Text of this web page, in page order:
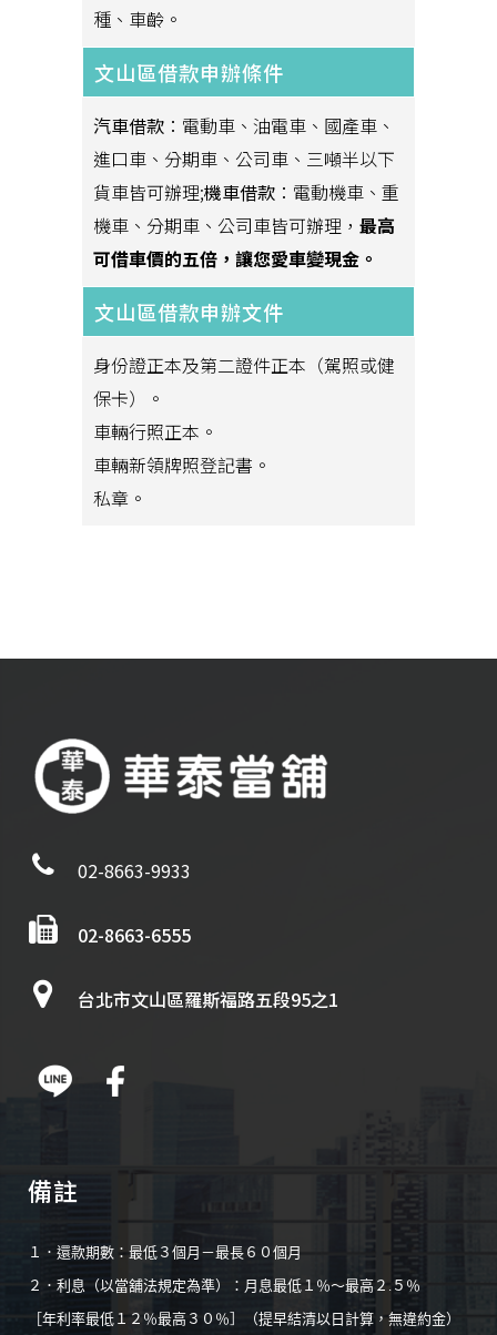
種、車齡。
文山區借款申辦條件
汽車借款 ：電動車、油電車、國產車、
進口車、分期車、公司車、三噸半以下
貨車皆可辦理;機車借款 ：電動機車、重
機車、分期車、公司車皆可辦理， 最高
可借車價的五倍，讓您愛車變現金。
文山區借款申辦文件
身份證正本及第二證件正本（駕照或健
保卡）。
車輛行照正本。
車輛新領牌照登記書。
私章。
02-8663-9933
02-8663-6555
台北市文山區羅斯福路五段95之1
備註
１．還款期數：最低３個月－最長６０個月
２．利息（以當舖法規定為準）：月息最低１％～最高２.５％
［年利率最低１２％最高３０％］（提早結清以日計算，無違約金）